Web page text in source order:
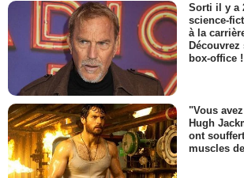
Sorti il y a
science-
à la
box-office !
"Vous
Hugh
ont
muscles